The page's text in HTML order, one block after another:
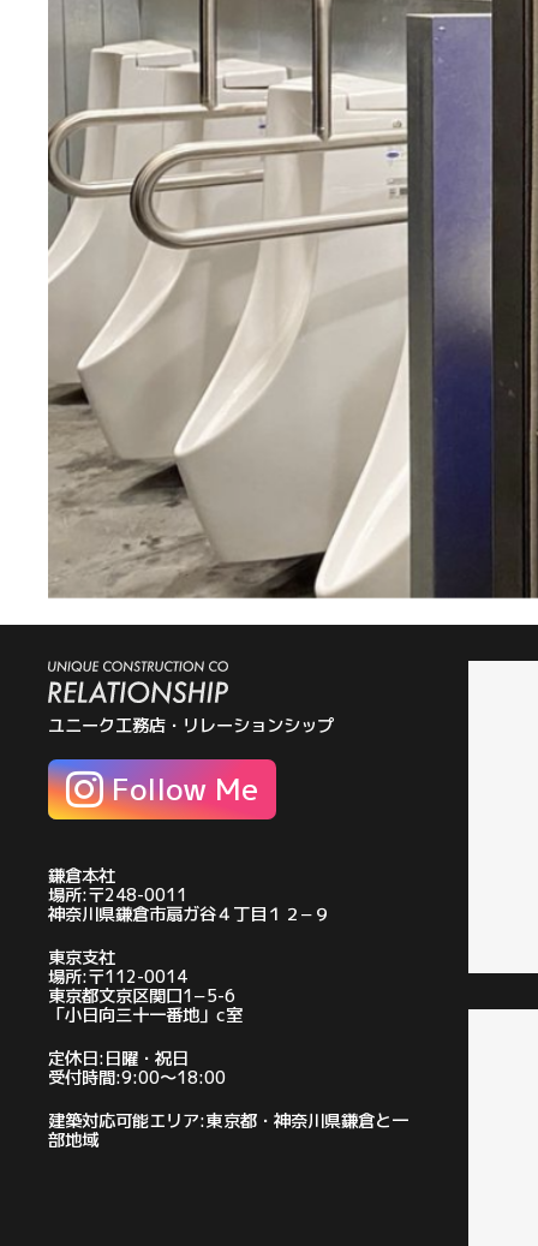
ユニーク工務店・リレーションシップ
Follow Me
鎌倉本社
場所:〒248-0011
神奈川県鎌倉市扇ガ谷４丁目１２−９
東京支社
場所:〒112-0014
東京都文京区関口1−5-6
「小日向三十一番地」c室
定休日:日曜・祝日
受付時間:9:00〜18:00
建築対応可能エリア:東京都・神奈川県鎌倉と一
部地域